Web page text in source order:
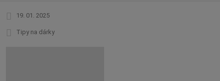
19. 01. 2025
Tipy na dárky